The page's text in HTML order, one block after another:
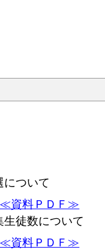
について
≪資料ＰＤＦ≫
徒数について
≪資料ＰＤＦ≫